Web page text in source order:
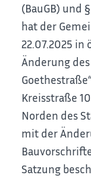
(BauGB) und
hat der
22.07.2025
Änderung
Kreisstraße
Norden des
mit der
Satzung